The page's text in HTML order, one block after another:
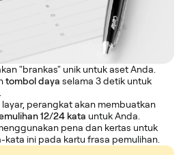
"brankas" unik untuk aset Anda.
tombol daya selama 3 detik untuk
perangkat akan membuatkan
12/24 kata untuk Anda.
pena dan kertas untuk
kata ini pada kartu frasa pemulihan.